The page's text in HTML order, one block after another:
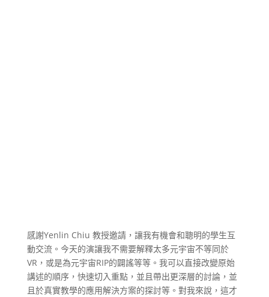
感謝Yenlin Chiu 教授邀請，讓我有機會和聰明的學生互
動交流。今天的演讓我不需要解釋太多元宇宙不等同於
VR，或是為元宇宙RIP的闢謠等等。我可以直接改變原始
講述的順序，快速切入重點，並且帶出更深層的討論，並
且於真實教學的應用解決方案的探討等。對我來說，這才